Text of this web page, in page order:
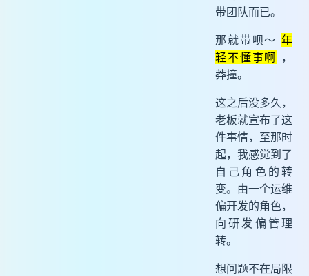
带团队而已。
那就带呗～ 年
轻不懂事啊 ，
莽撞。
这之后没多久，
老板就宣布了这
件事情，至那时
起，我感觉到了
自己角色的转
变。由一个运维
偏开发的角色，
向研发偏管理
转。
想问题不在局限